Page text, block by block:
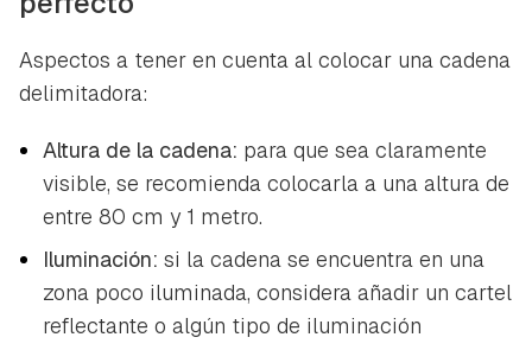
Aspectos a tener en cuenta al colocar una cadena
delimitadora:
Altura de la cadena: para que sea claramente
visible, se recomienda colocarla a una altura de
entre 80 cm y 1 metro.
Iluminación: si la cadena se encuentra en una
zona poco iluminada, considera añadir un cartel
reflectante o algún tipo de iluminación